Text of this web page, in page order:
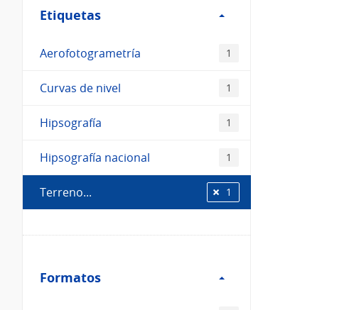
Etiquetas
Etiquetas
Aerofotogrametría 1
Curvas de nivel 1
Hipsografía 1
Hipsografía nacional 1
Terreno... 1
Formatos
Formatos